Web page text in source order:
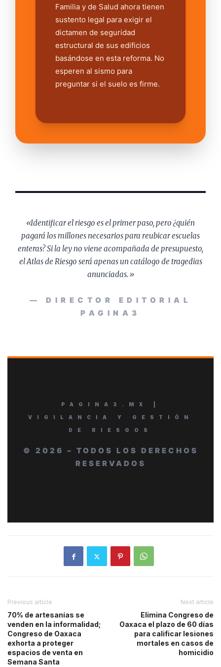
Familia y de Salud ahora tienen
sustento legal para exigir el
dictamen de seguridad
estructural de sus edificios
basándose en esta reforma. No
esperen al sismo para
preguntar si el suelo es firme.
«Identificar el riesgo es el primer paso, pero ¿quién
pagará los millones necesarios para reubicar escuelas
enteras? Si la ley no viene acompañada de presupuesto,
el Atlas de Riesgo será apenas un catálogo de tragedias
anunciadas.»
— DIRECTOR EDITORIAL
PAGINA3
PAGINA3.MX |
VIGILANCIA Y GESTIÓN
DE RIESGOS
© 2026 – TODOS LOS DERECHOS
RESERVADOS
Previous article
70% de artesanías se
venden en la informalidad;
Congreso de Oaxaca
exhorta a proteger
espacios de venta en
Semana Santa
Next article
Elimina Congreso de
Oaxaca el plazo de 60 días
para calificar lesiones
mortales en casos de
homicidio